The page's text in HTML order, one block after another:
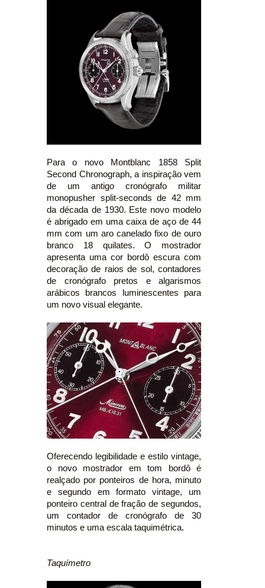
Para o novo Montblanc 1858 Split
Second Chronograph, a inspiração vem
de um antigo cronógrafo militar
monopusher split-seconds de 42 mm
da década de 1930. Este novo modelo
é abrigado em uma caixa de aço de 44
mm com um aro canelado fixo de ouro
branco 18 quilates. O mostrador
apresenta uma cor bordô escura com
decoração de raios de sol, contadores
de cronógrafo pretos e algarismos
arábicos brancos luminescentes para
um novo visual elegante.
Oferecendo legibilidade e estilo vintage,
o novo mostrador em tom bordô é
realçado por ponteiros de hora, minuto
e segundo em formato vintage, um
ponteiro central de fração de segundos,
um contador de cronógrafo de 30
minutos e uma escala taquimétrica.
Taquímetro